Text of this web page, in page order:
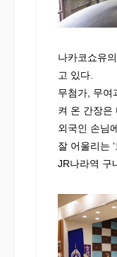
나카코쇼유
고 있다.
무첨가, 무여
켜 온 간장은
외국인 손님
잘 어울리는 ‘
JR나라역 구